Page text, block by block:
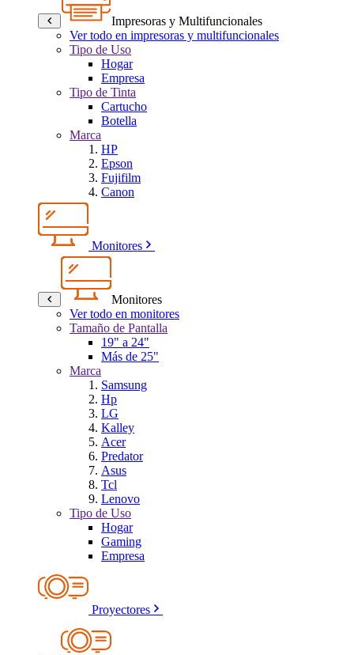
Impresoras y Multifuncionales
Ver todo en impresoras y multifuncionales
Tipo de Uso
Hogar
Empresa
Tipo de Tinta
Cartucho
Botella
Marca
HP
Epson
Fujifilm
Canon
Monitores
Monitores
Ver todo en monitores
Tamaño de Pantalla
19" a 24"
Más de 25"
Marca
Samsung
Hp
LG
Kalley
Acer
Predator
Asus
Tcl
Lenovo
Tipo de Uso
Hogar
Gaming
Empresa
Proyectores